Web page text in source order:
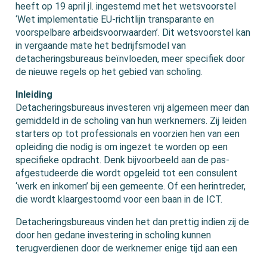
heeft op 19 april jl. ingestemd met het wetsvoorstel
‘Wet implementatie EU-richtlijn transparante en
voorspelbare arbeidsvoorwaarden’. Dit wetsvoorstel kan
in vergaande mate het bedrijfsmodel van
detacheringsbureaus beïnvloeden, meer specifiek door
de nieuwe regels op het gebied van scholing.
Inleiding
Detacheringsbureaus investeren vrij algemeen meer dan
gemiddeld in de scholing van hun werknemers. Zij leiden
starters op tot professionals en voorzien hen van een
opleiding die nodig is om ingezet te worden op een
specifieke opdracht. Denk bijvoorbeeld aan de pas-
afgestudeerde die wordt opgeleid tot een consulent
‘werk en inkomen’ bij een gemeente. Of een herintreder,
die wordt klaargestoomd voor een baan in de ICT.
Detacheringsbureaus vinden het dan prettig indien zij de
door hen gedane investering in scholing kunnen
terugverdienen door de werknemer enige tijd aan een